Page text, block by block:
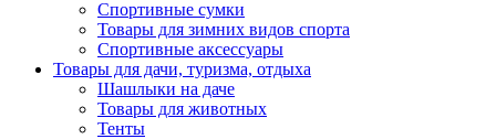
Спортивные сумки
Товары для зимних видов спорта
Спортивные аксессуары
Товары для дачи, туризма, отдыха
Шашлыки на даче
Товары для животных
Тенты